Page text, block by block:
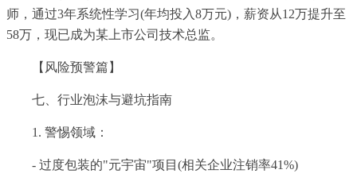
师，通过3年系统性学习(年均投入8万元)，薪资从12万提升至
58万，现已成为某上市公司技术总监。
【风险预警篇】
七、行业泡沫与避坑指南
1. 警惕领域：
- 过度包装的"元宇宙"项目(相关企业注销率41%)